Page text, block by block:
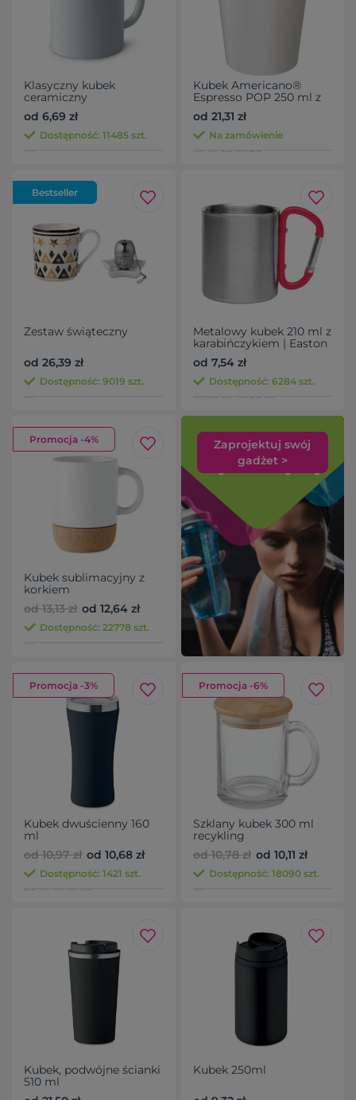
Klasyczny kubek
ceramiczny
od 6,69 zł
Dostępność: 11485 szt.
Kubek Americano®
Espresso POP 250 ml z
pokrywką
zabezpieczającą przed
rozlaniem
od 21,31 zł
Na zamówienie
Bestseller
Zestaw świąteczny
od 26,39 zł
Dostępność: 9019 szt.
Metalowy kubek 210 ml z
karabińczykiem | Easton
od 7,54 zł
Dostępność: 6284 szt.
Promocja -4%
Kubek sublimacyjny z
korkiem
od 13,13 zł od 12,64 zł
Dostępność: 22778 szt.
Zaprojektuj swój
gadżet >
Promocja -3%
Kubek dwuścienny 160
ml
od 10,97 zł od 10,68 zł
Dostępność: 1421 szt.
Promocja -6%
Szklany kubek 300 ml
recykling
od 10,78 zł od 10,11 zł
Dostępność: 18090 szt.
Kubek, podwójne ścianki
510 ml
Kubek 250ml